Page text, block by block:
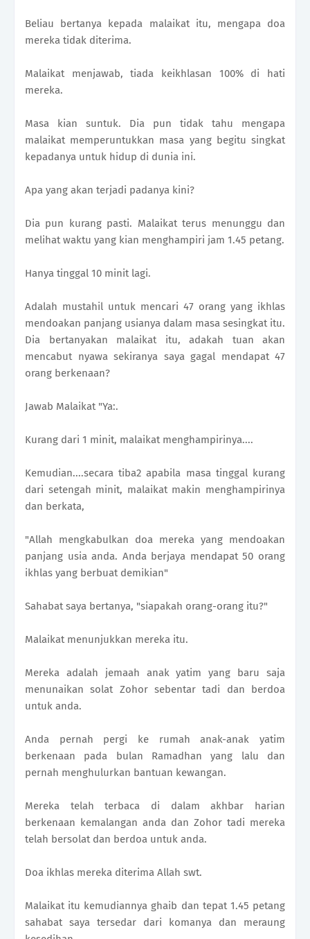
Beliau bertanya kepada malaikat itu, mengapa doa
mereka tidak diterima.
Malaikat menjawab, tiada keikhlasan 100% di hati
mereka.
Masa kian suntuk. Dia pun tidak tahu mengapa
malaikat memperuntukkan masa yang begitu singkat
kepadanya untuk hidup di dunia ini.
Apa yang akan terjadi padanya kini?
Dia pun kurang pasti. Malaikat terus menunggu dan
melihat waktu yang kian menghampiri jam 1.45 petang.
Hanya tinggal 10 minit lagi.
Adalah mustahil untuk mencari 47 orang yang ikhlas
mendoakan panjang usianya dalam masa sesingkat itu.
Dia bertanyakan malaikat itu, adakah tuan akan
mencabut nyawa sekiranya saya gagal mendapat 47
orang berkenaan?
Jawab Malaikat "Ya:.
Kurang dari 1 minit, malaikat menghampirinya....
Kemudian....secara tiba2 apabila masa tinggal kurang
dari setengah minit, malaikat makin menghampirinya
dan berkata,
"Allah mengkabulkan doa mereka yang mendoakan
panjang usia anda. Anda berjaya mendapat 50 orang
ikhlas yang berbuat demikian"
Sahabat saya bertanya, "siapakah orang-orang itu?"
Malaikat menunjukkan mereka itu.
Mereka adalah jemaah anak yatim yang baru saja
menunaikan solat Zohor sebentar tadi dan berdoa
untuk anda.
Anda pernah pergi ke rumah anak-anak yatim
berkenaan pada bulan Ramadhan yang lalu dan
pernah menghulurkan bantuan kewangan.
Mereka telah terbaca di dalam akhbar harian
berkenaan kemalangan anda dan Zohor tadi mereka
telah bersolat dan berdoa untuk anda.
Doa ikhlas mereka diterima Allah swt.
Malaikat itu kemudiannya ghaib dan tepat 1.45 petang
sahabat saya tersedar dari komanya dan meraung